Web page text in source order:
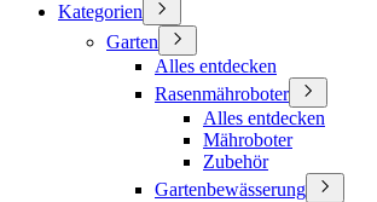
Kategorien
Garten
Alles entdecken
Rasenmähroboter
Alles entdecken
Mähroboter
Zubehör
Gartenbewässerung